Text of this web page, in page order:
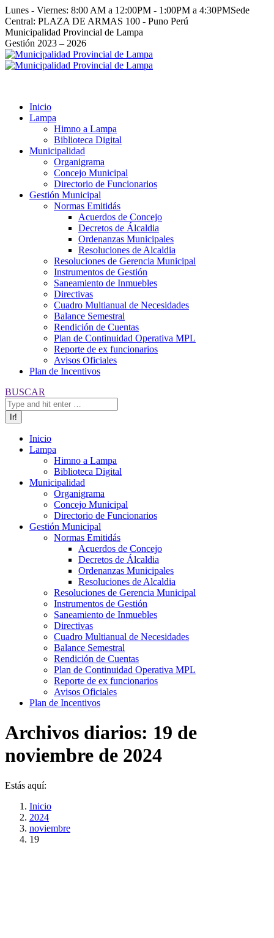
Saltar
al
contenido
Lunes - Viernes: 8:00 AM a 12:00PM - 1:00PM a 4:30PMSede
Central: PLAZA DE ARMAS 100 - Puno Perú
Facebook
page
opens
in
Instagram
page
opens
in
YouTube
page
opens
in
Twitter
page
opens
in
Municipalidad Provincial de Lampa
Gestión 2023 – 2026
Inicio
Lampa
Himno a Lampa
Biblioteca Digital
Municipalidad
Organigrama
Concejo Municipal
Directorio de Funcionarios
Gestión Municipal
Normas Emitidás
Acuerdos de Concejo
Decretos de Álcaldia
Ordenanzas Municipales
Resoluciones de Alcaldia
Resoluciones de Gerencia Municipal
Instrumentos de Gestión
Saneamiento de Inmuebles
Directivas
Cuadro Multianual de Necesidades
Balance Semestral
Rendición de Cuentas
Plan de Continuidad Operativa MPL
Reporte de ex funcionarios
Avisos Oficiales
Plan de Incentivos
Buscar:
BUSCAR
Inicio
Lampa
Himno a Lampa
Biblioteca Digital
Municipalidad
Organigrama
Concejo Municipal
Directorio de Funcionarios
Gestión Municipal
Normas Emitidás
Acuerdos de Concejo
Decretos de Álcaldia
Ordenanzas Municipales
Resoluciones de Alcaldia
Resoluciones de Gerencia Municipal
Instrumentos de Gestión
Saneamiento de Inmuebles
Directivas
Cuadro Multianual de Necesidades
Balance Semestral
Rendición de Cuentas
Plan de Continuidad Operativa MPL
Reporte de ex funcionarios
Avisos Oficiales
Plan de Incentivos
Archivos diarios: 19 de
noviembre de 2024
Estás aquí:
Inicio
2024
noviembre
19